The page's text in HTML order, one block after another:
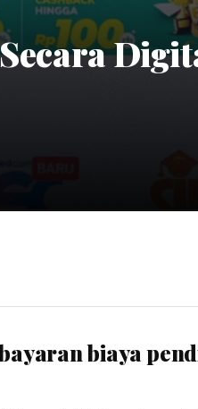
biaya